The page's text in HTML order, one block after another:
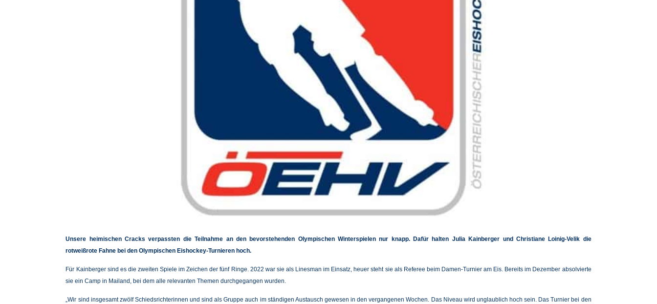
Unsere heimischen Cracks verpassten die Teilnahme an den bevorstehenden Olympischen Winterspielen nur knapp. Dafür halten Julia Kainberger und Christiane Loinig-Velik die
rotweißrote Fahne bei den Olympischen Eishockey-Turnieren hoch.
Für Kainberger sind es die zweiten Spiele im Zeichen der fünf Ringe. 2022 war sie als Linesman im Einsatz, heuer steht sie als Referee beim Damen-Turnier am Eis. Bereits im Dezember absolvierte
sie ein Camp in Mailand, bei dem alle relevanten Themen durchgegangen wurden.
„Wir sind insgesamt zwölf Schiedsrichterinnen und sind als Gruppe auch im ständigen Austausch gewesen in den vergangenen Wochen. Das Niveau wird unglaublich hoch sein. Das Turnier bei den